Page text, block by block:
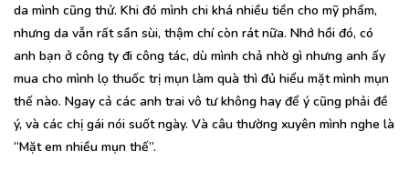
da mình cũng thử. Khi đó mình chi khá nhiều tiền cho mỹ phẩm,
nhưng da vẫn rất sần sùi, thậm chí còn rát nữa. Nhớ hồi đó, có
anh bạn ở công ty đi công tác, dù mình chả nhờ gì nhưng anh ấy
mua cho mình lọ thuốc trị mụn làm quà thì đủ hiểu mặt mình mụn
thế nào. Ngay cả các anh trai vô tư không hay để ý cũng phải đề
ý, và các chị gái nói suốt ngày. Và câu thường xuyên mình nghe là
“Mặt em nhiều mụn thế”.